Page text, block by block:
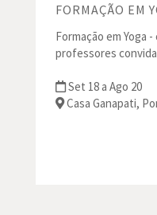
FORMAÇÃO EM
Formação em Yoga
professores
Set 18 a Ago 20
Casa Ganapati,